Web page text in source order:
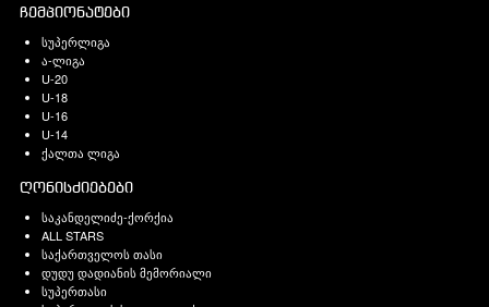
ჩემპიონატები
სუპერლიგა
ა-ლიგა
U-20
U-18
U-16
U-14
ქალთა ლიგა
ღონისძიებები
საკანდელიძე-ქორქია
ALL STARS
საქართველოს თასი
დუდუ დადიანის მემორიალი
სუპერთასი